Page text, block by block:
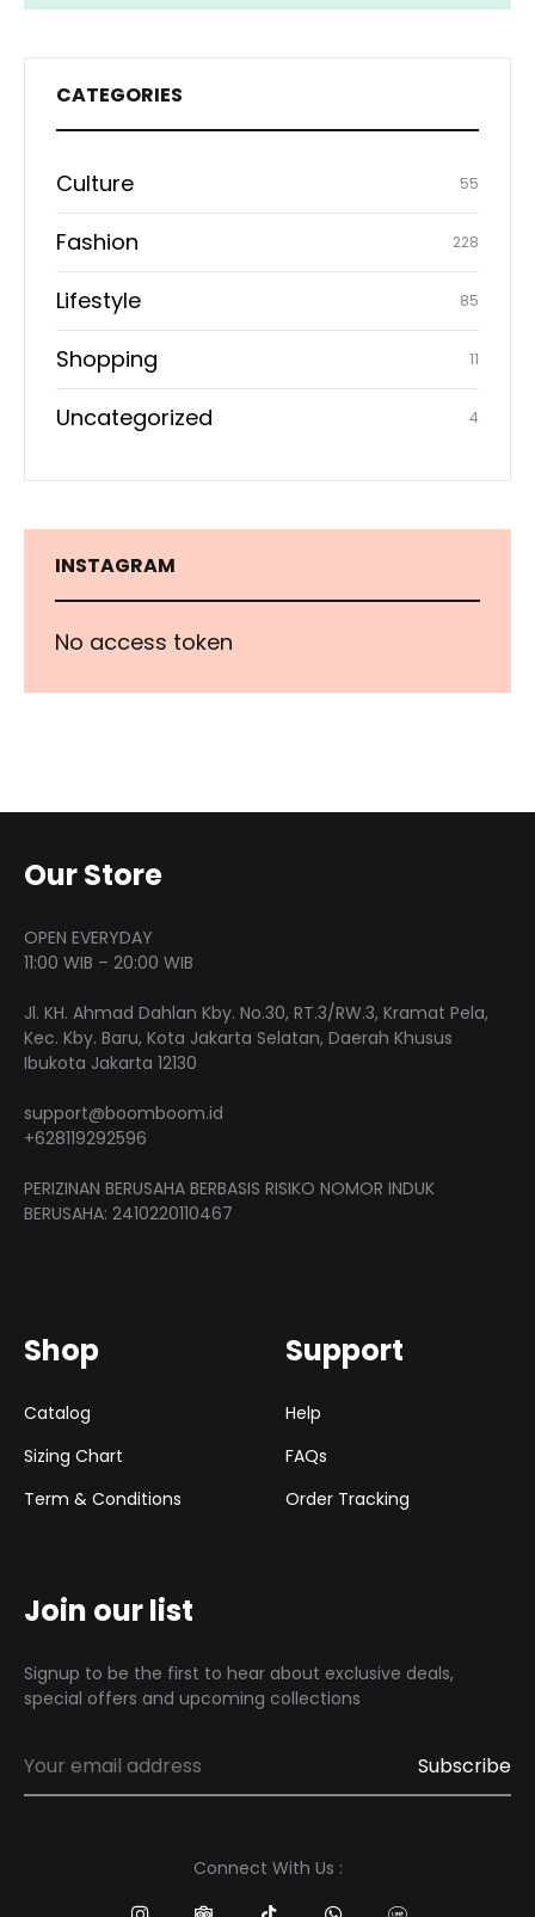
CATEGORIES
Culture 55
Fashion 228
Lifestyle 85
Shopping 11
Uncategorized 4
INSTAGRAM
No access token
Our Store
OPEN EVERYDAY
11:00 WIB – 20:00 WIB
Jl. KH. Ahmad Dahlan Kby. No.30, RT.3/RW.3, Kramat Pela,
Kec. Kby. Baru, Kota Jakarta Selatan, Daerah Khusus
Ibukota Jakarta 12130
support@boomboom.id
+628119292596
PERIZINAN BERUSAHA BERBASIS RISIKO NOMOR INDUK
BERUSAHA: 2410220110467
Shop
Catalog
Sizing Chart
Term & Conditions
Support
Help
FAQs
Order Tracking
Join our list
Signup to be the first to hear about exclusive deals,
special offers and upcoming collections
Connect With Us :